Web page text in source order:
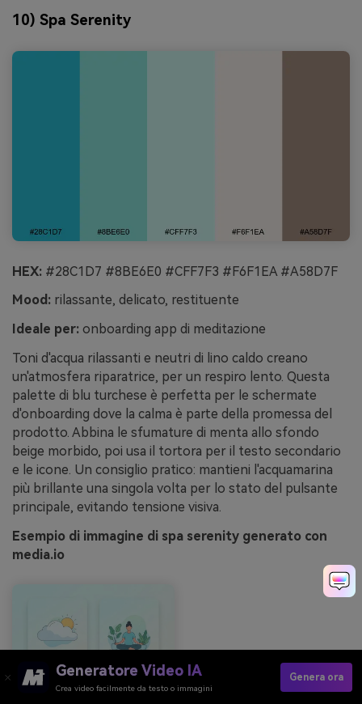
10) Spa Serenity
HEX: #28C1D7 #8BE6E0 #CFF7F3 #F6F1EA #A58D7F
Mood: rilassante, delicato, restituente
Ideale per: onboarding app di meditazione
Toni d'acqua rilassanti e neutri di lino caldo creano
un'atmosfera riparatrice, per un respiro lento. Questa
palette di blu turchese è perfetta per le schermate
d'onboarding dove la calma è parte della promessa del
prodotto. Abbina le sfumature di menta allo sfondo
beige morbido, poi usa il tortora per il testo secondario
e le icone. Un consiglio pratico: mantieni l'acquamarina
più brillante una singola volta per lo stato del pulsante
principale, evitando tensione visiva.
Esempio di immagine di spa serenity generato con
media.io
Generatore Video IA
Crea video facilmente da testo o immagini
Genera ora